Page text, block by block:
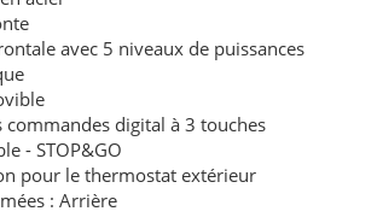
avec 5 niveaux de puissances
commandes digital à 3 touches
- STOP&GO
pour le thermostat extérieur
: Arrière